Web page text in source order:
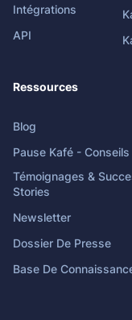
Intégrations
API
Ressources
Blog
Pause Kafé -
Témoignages &
Stories
Newsletter
Dossier De Presse
Base De